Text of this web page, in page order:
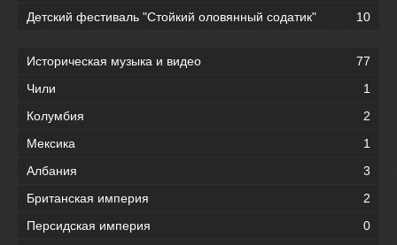
Детский фестиваль "Стойкий оловянный содатик"
10
Историческая музыка и видео
77
Чили
1
Колумбия
2
Мексика
1
Албания
3
Британская империя
2
Персидская империя
0